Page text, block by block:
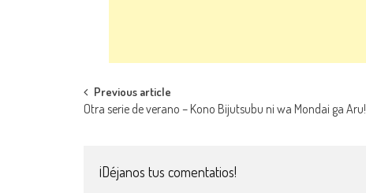
Navegación de entradas
Previous article
Otra serie de verano – Kono Bijutsubu ni wa Mondai ga Aru!
¡Déjanos tus comentatios!